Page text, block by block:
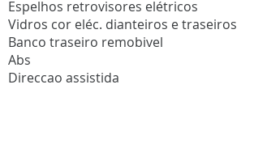
Espelhos retrovisores elétricos
Vidros cor eléc. dianteiros e traseiros
Banco traseiro remobivel
Abs
Direccao assistida